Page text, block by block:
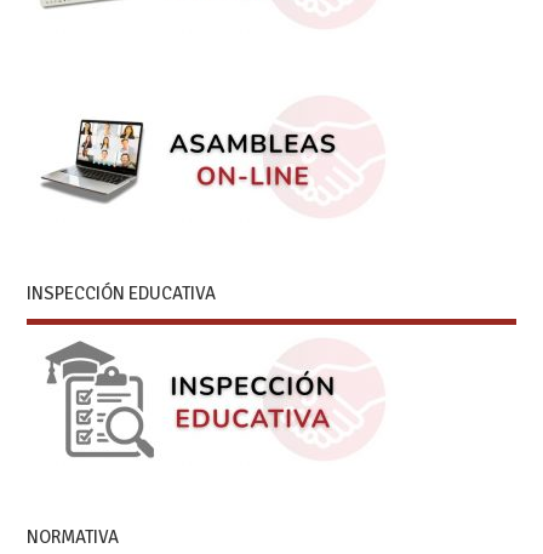
INSPECCIÓN EDUCATIVA
NORMATIVA